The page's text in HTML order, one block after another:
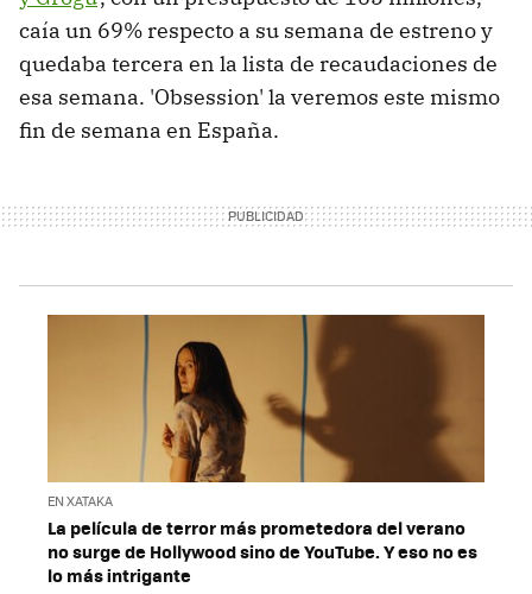
caía un 69% respecto a su semana de estreno y
quedaba tercera en la lista de recaudaciones de
esa semana. 'Obsession' la veremos este mismo
fin de semana en España.
EN XATAKA
La película de terror más prometedora del verano
no surge de Hollywood sino de YouTube. Y eso no es
lo más intrigante